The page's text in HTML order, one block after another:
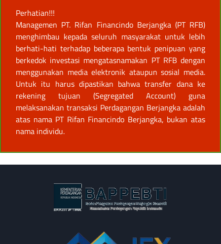
Perhatian!!!
Managemen PT. Rifan Financindo Berjangka (PT RFB)
menghimbau kepada seluruh masyarakat untuk lebih
berhati-hati terhadap beberapa bentuk penipuan yang
berkedok investasi mengatasnamakan PT RFB dengan
menggunakan media elektronik ataupun sosial media.
Untuk itu harus dipastikan bahwa transfer dana ke
rekening tujuan (Segregated Account) guna
melaksanakan transaksi Perdagangan Berjangka adalah
atas nama PT Rifan Financindo Berjangka, bukan atas
nama individu.